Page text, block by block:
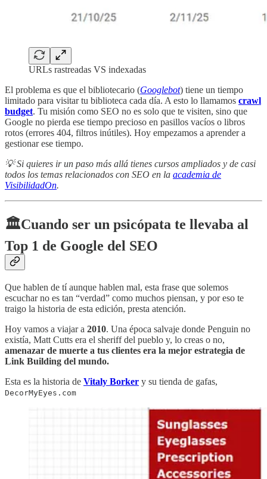
URLs rastreadas VS indexadas
El problema es que el bibliotecario (Googlebot) tiene un tiempo
limitado para visitar tu biblioteca cada día. A esto lo llamamos crawl
budget. Tu misión como SEO no es solo que te visiten, sino que
Google no pierda ese tiempo precioso en pasillos vacíos o libros
rotos (errores 404, filtros inútiles). Hoy empezamos a aprender a
gestionar ese tiempo.
💡 Si quieres ir un paso más allá tienes cursos ampliados y de casi
todos los temas relacionados con SEO en la academia de
VisibilidadOn.
🏛️Cuando ser un psicópata te llevaba al
Top 1 de Google del SEO
Que hablen de tí aunque hablen mal, esta frase que solemos
escuchar no es tan “verdad” como muchos piensan, y por eso te
traigo la historia de esta edición, presta atención.
Hoy vamos a viajar a 2010. Una época salvaje donde Penguin no
existía, Matt Cutts era el sheriff del pueblo y, lo creas o no,
amenazar de muerte a tus clientes era la mejor estrategia de
Link Building del mundo.
Esta es la historia de Vitaly Borker y su tienda de gafas,
DecorMyEyes.com